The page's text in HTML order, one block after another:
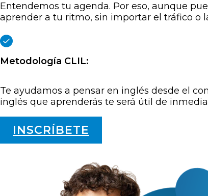
Entendemos tu agenda. Por eso, aunque
aprender a tu ritmo, sin importar el tráfico o
Metodología CLIL:
Te ayudamos a pensar en inglés desde el
inglés que aprenderás te será útil de
INSCRÍBETE